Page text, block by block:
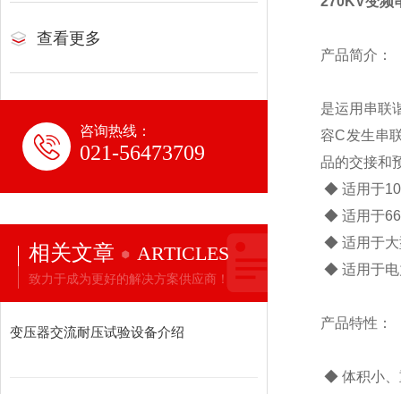
查看更多
咨询热线：
021-56473709
相关文章 ARTICLES
致力于成为更好的解决方案供应商！
变压器交流耐压试验设备介绍
产品简介：
是运用串联
容C发生串
品的交接和
◆ 适用于
◆ 适用于
◆ 适用于大
◆ 适用于电
产品特性：
◆ 体积小、